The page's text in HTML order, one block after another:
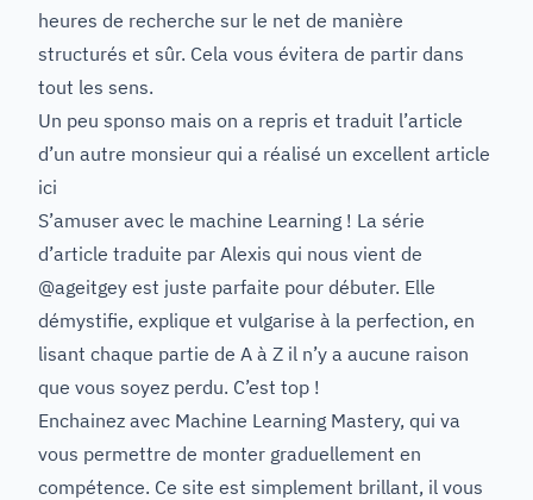
heures de recherche sur le net de manière
structurés et sûr. Cela vous évitera de partir dans
tout les sens.
Un peu sponso mais on a repris et traduit l’article
d’un autre monsieur qui a réalisé un excellent article
ici
S’amuser avec le machine Learning ! La série
d’article traduite par Alexis qui nous vient de
@ageitgey est juste parfaite pour débuter. Elle
démystifie, explique et vulgarise à la perfection, en
lisant chaque partie de A à Z il n’y a aucune raison
que vous soyez perdu. C’est top !
Enchainez avec Machine Learning Mastery, qui va
vous permettre de monter graduellement en
compétence. Ce site est simplement brillant, il vous